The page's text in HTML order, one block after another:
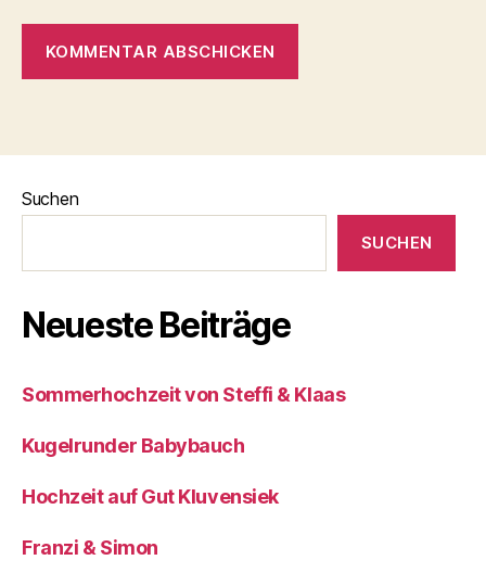
Suchen
SUCHEN
Neueste Beiträge
Sommerhochzeit von Steffi & Klaas
Kugelrunder Babybauch
Hochzeit auf Gut Kluvensiek
Franzi & Simon